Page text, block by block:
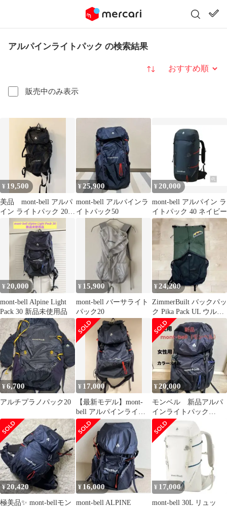
アルパインライトパック の検索結果
販売中のみ表示
並び替え
¥ 19,500
美品 mont-bell アルパ
イン ライトパック 20
ブラック
¥25,900
mont-bell アルパインラ
イトパック50
¥ 20,000
mont-bell アルパイン ラ
イトパック 40 ネイビー
¥ 20,000
mont-bell Alpine Light
Pack 30 新品未使用品
¥ 15,900
mont-bell バーサライト
パック20
¥24,200
ZimmerBuilt バックパッ
ク Pika Pack UL ウルト
ラライト
¥6,700
アルチプラノパック20
¥ 17,000
【最新モデル】mont-
bell アルパインライト
パック30
¥20,000
モンベル 新品アルパ
インライトパック
30Women’s
¥20,420
極美品✨ mont-bellモン
¥16,000
mont-bell ALPINE
¥ 17,000
mont-bell 30L リュッ